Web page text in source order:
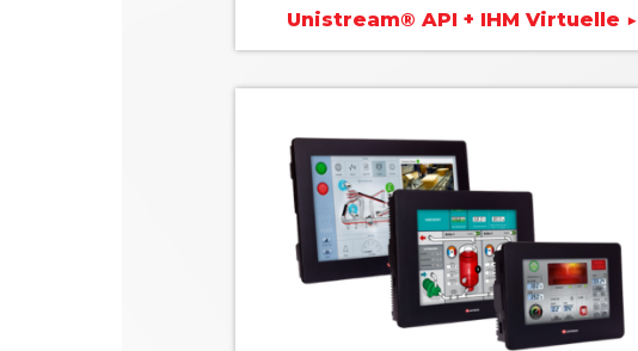
Unistream® API + IHM Virtuelle ▶